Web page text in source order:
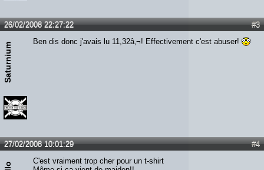
#3
26/02/2008 22:27:22
Saturnium
Ben dis donc j'avais lu 11,32â‚¬! Effectivement c'est abuser!
#4
27/02/2008 10:01:29
C'est vraiment trop cher pour un t-shirt